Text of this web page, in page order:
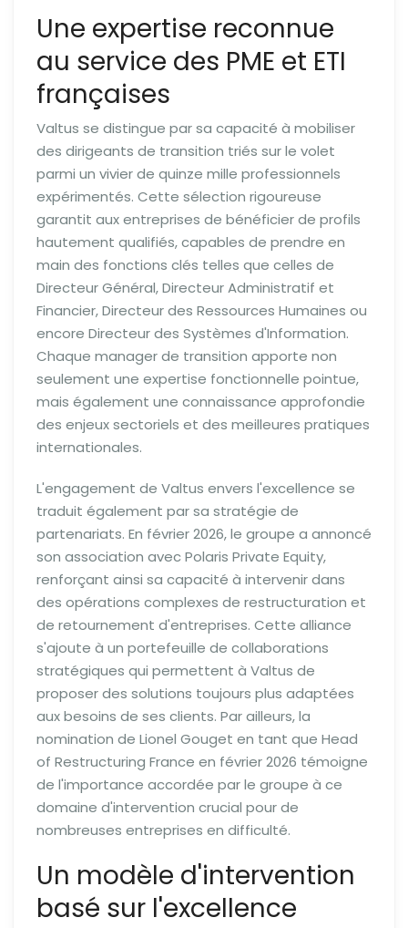
Une expertise reconnue
au service des PME et ETI
françaises
Valtus se distingue par sa capacité à mobiliser
des dirigeants de transition triés sur le volet
parmi un vivier de quinze mille professionnels
expérimentés. Cette sélection rigoureuse
garantit aux entreprises de bénéficier de profils
hautement qualifiés, capables de prendre en
main des fonctions clés telles que celles de
Directeur Général, Directeur Administratif et
Financier, Directeur des Ressources Humaines ou
encore Directeur des Systèmes d'Information.
Chaque manager de transition apporte non
seulement une expertise fonctionnelle pointue,
mais également une connaissance approfondie
des enjeux sectoriels et des meilleures pratiques
internationales.
L'engagement de Valtus envers l'excellence se
traduit également par sa stratégie de
partenariats. En février 2026, le groupe a annoncé
son association avec Polaris Private Equity,
renforçant ainsi sa capacité à intervenir dans
des opérations complexes de restructuration et
de retournement d'entreprises. Cette alliance
s'ajoute à un portefeuille de collaborations
stratégiques qui permettent à Valtus de
proposer des solutions toujours plus adaptées
aux besoins de ses clients. Par ailleurs, la
nomination de Lionel Gouget en tant que Head
of Restructuring France en février 2026 témoigne
de l'importance accordée par le groupe à ce
domaine d'intervention crucial pour de
nombreuses entreprises en difficulté.
Un modèle d'intervention
basé sur l'excellence